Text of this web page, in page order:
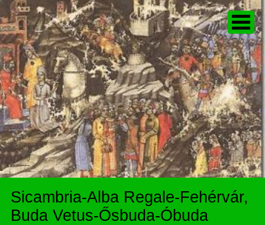
Sicambria-Alba Regale-Fehérvár,
Buda Vetus-Ősbuda-Óbuda